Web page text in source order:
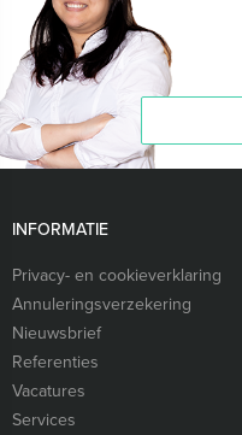
INFORMATIE
Privacy- en cookieverklaring
Annuleringsverzekering
Nieuwsbrief
Referenties
Vacatures
Services